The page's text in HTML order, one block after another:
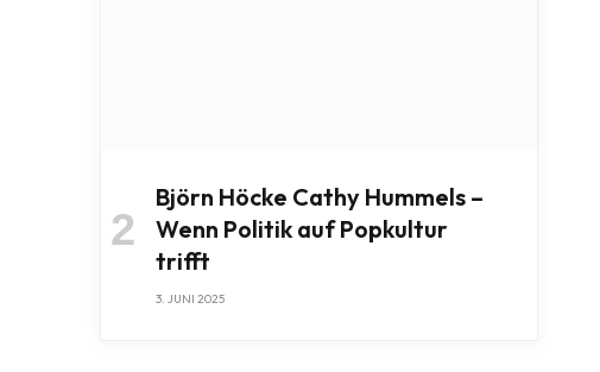
Björn Höcke Cathy Hummels –
Wenn Politik auf Popkultur
trifft
3. JUNI 2025